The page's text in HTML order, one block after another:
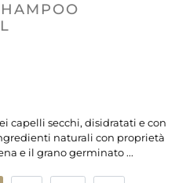
capelli secchi, disidratati e con
naturali con proprietà
e il grano germinato ...